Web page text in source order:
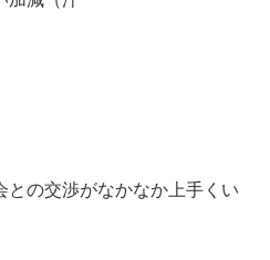
との交渉がなかなか上手くい